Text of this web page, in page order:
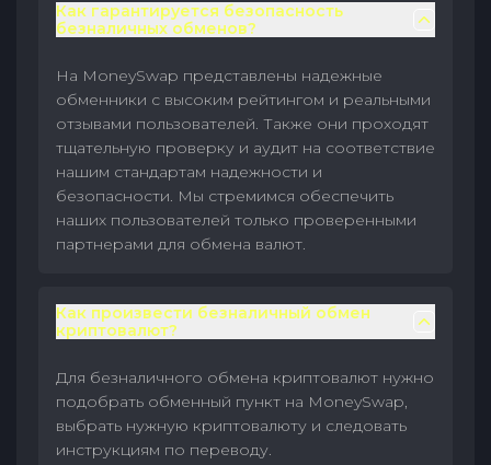
Как гарантируется безопасность
безналичных обменов?
На MoneySwap представлены надежные
обменники с высоким рейтингом и реальными
отзывами пользователей. Также они проходят
тщательную проверку и аудит на соответствие
нашим стандартам надежности и
безопасности. Мы стремимся обеспечить
наших пользователей только проверенными
партнерами для обмена валют.
Как произвести безналичный обмен
криптовалют?
Для безналичного обмена криптовалют нужно
подобрать обменный пункт на MoneySwap,
выбрать нужную криптовалюту и следовать
инструкциям по переводу.